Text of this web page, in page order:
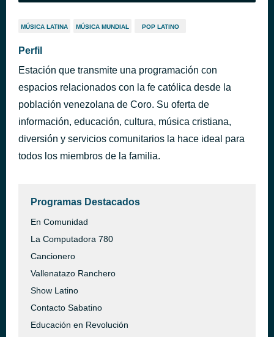
MÚSICA LATINA MÚSICA MUNDIAL POP LATINO
Perfil
Estación que transmite una programación con
espacios relacionados con la fe católica desde la
población venezolana de Coro. Su oferta de
información, educación, cultura, música cristiana,
diversión y servicios comunitarios la hace ideal para
todos los miembros de la familia.
Programas Destacados
En Comunidad
La Computadora 780
Cancionero
Vallenatazo Ranchero
Show Latino
Contacto Sabatino
Educación en Revolución